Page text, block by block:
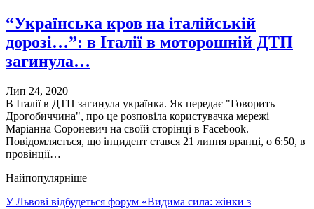
“Українська кров на італійській
дорозі…”: в Італії в моторошній ДТП
загинула…
Лип 24, 2020
В Італії в ДТП загинула українка. Як передає "Говорить
Дрогобиччина", про це розповіла користувачка мережі
Маріанна Сороневич на своїй сторінці в Facebook.
Повідомляється, що інцидент стався 21 липня вранці, о 6:50, в
провінції…
Найпопулярніше
У Львові відбудеться форум «Видима сила: жінки з